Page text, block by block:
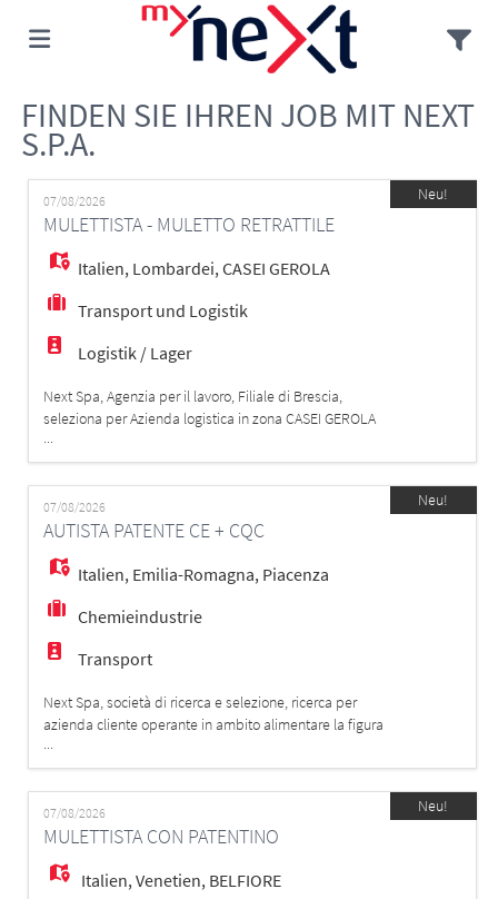
Home
Stellen
Lebenslauf
hochladen
Anmelden
Sprache
EN
FR
IT
DE
ES
PT
FINDEN SIE IHREN JOB MIT NEXT
S.P.A.
07/08/2026
MULETTISTA - MULETTO RETRATTILE
Italien, Lombardei,CASEI GEROLA
Transport und Logistik
Logistik / Lager
Next Spa, Agenzia per il lavoro, Filiale di Brescia,
seleziona per Azienda logistica in zona CASEI GEROLA
(PV) per un picco di lavoro di 2 mesi MAGAZZINIERE
MULETTISTA MANSIONI: - carico/scarico - picking -
movimentazione merci con commissionatore verticale
REQUISITI: - Patentino del muletto - Uso pratico di
muletto, carrello retrattil
...
Neu!
07/08/2026
AUTISTA PATENTE CE + CQC
Italien, Emilia-Romagna, Piacenza
Chemieindustrie
Transport
Next Spa, società di ricerca e selezione, ricerca per
azienda cliente operante in ambito alimentare la figura
di: AUTISTA PATENTE CE + CQC Siamo alla ricerca di
un autista di autotreni scarrabili; la figura selezionata si
occuperà principalmente della movimentazione e del
posizionamento di celle frigorifere e cassoni scarrabili
presso azien
...
Neu!
07/08/2026
MULETTISTA CON PATENTINO
Italien,Venetien, BELFIORE
Neu!